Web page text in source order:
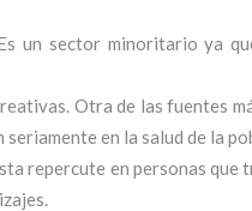
un sector minoritario ya
Otra de las fuentes
en la salud de la
repercute en personas